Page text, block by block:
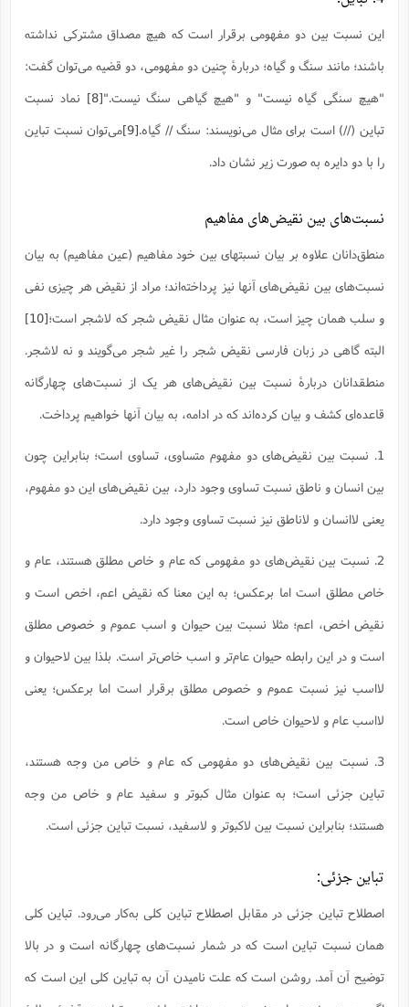
این نسبت بین دو مفهومی برقرار است که هیچ مصداق مشترکی نداشته
باشند؛ مانند سنگ و گیاه؛ دربارۀ چنین دو مفهومی، دو قضیه می‌توان گفت:
"هیچ سنگی گیاه نیست" و "هیچ گیاهی سنگ نیست."[8]
نماد نسبت
تباین (//) است برای مثال می‌نویسند: سنگ // گیاه.[9]
می‌توان نسبت تباین
را با دو دایره به صورت زیر نشان داد.
نسبت‌های بین نقیض‌های مفاهیم
منطق‌دانان علاوه بر بیان نسبتهای بین خود مفاهیم (عین مفاهیم) به بیان
نسبت‌های بین نقیض‌های آنها نیز پرداخته‌اند؛ مراد از نقیض هر چیزی نفی
و سلب همان چیز است، به عنوان مثال نقیض شجر که لاشجر است؛[10]
البته گاهی در زبان فارسی نقیض شجر را غیر شجر می‌گویند و نه لاشجر.
منطقدانان دربارۀ نسبت بین نقیض‌های هر یک از نسبت‌های چهارگانه
قاعده‌ای کشف و بیان کرده‌اند که در ادامه، به بیان آنها خواهیم پرداخت.
1. نسبت بین نقیض‌های دو مفهوم متساوی، تساوی است؛ بنابراین چون
بین انسان و ناطق نسبت تساوی وجود دارد، بین نقیض‌های این دو مفهوم،
یعنی لاانسان و لاناطق نیز نسبت تساوی وجود دارد.
2. نسبت بین نقیض‌های دو مفهومی که عام و خاص مطلق هستند، عام و
خاص مطلق است اما برعکس؛ به این معنا که نقیض اعم، اخص است و
نقیض اخص، اعم؛ مثلا نسبت بین حیوان و اسب عموم و خصوص مطلق
است و در این رابطه حیوان عام‌تر و اسب خاص‌تر است. بلذا بین لاحیوان و
لااسب نیز نسبت عموم و خصوص مطلق برقرار است اما برعکس؛ یعنی
لااسب عام و لاحیوان خاص است.
3. نسبت بین نقیض‌های دو مفهومی که عام و خاص من وجه هستند،
تباین جزئی است؛ به عنوان مثال کبوتر و سفید عام و خاص من وجه
هستند؛ بنابراین نسبت بین لاکبوتر و لاسفید، نسبت تباین جزئی است.
تباین جزئی:
اصطلاح تباین جزئی در مقابل اصطلاح تباین کلی به‌کار می‌رود. تباین کلی
همان نسبت تباین است که در شمار نسبت‌های چهارگانه است و در بالا
توضیح آن آمد. روشن است که علت نامیدن آن به تباین کلی این است که